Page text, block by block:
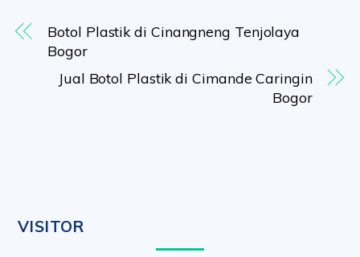
Botol Plastik di Cinangneng Tenjolaya
Bogor
Jual Botol Plastik di Cimande Caringin
Bogor
VISITOR